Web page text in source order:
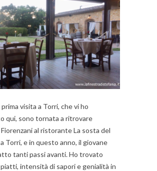
visita a Torri, che vi ho
qui, sono tornata a ritrovare
al ristorante La sosta del
Torri, e in questo anno, il giovane
tanti passi avanti. Ho trovato
piatti, intensità di sapori e genialità in